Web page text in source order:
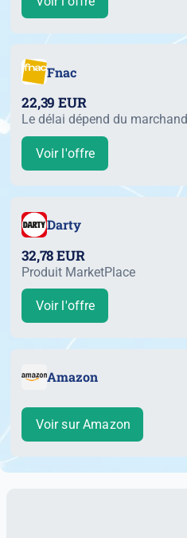
Fnac
22,39 EUR
Le délai dépend du marchand
Voir l'offre
Darty
32,78 EUR
Produit MarketPlace
Voir l'offre
Amazon
Voir sur Amazon